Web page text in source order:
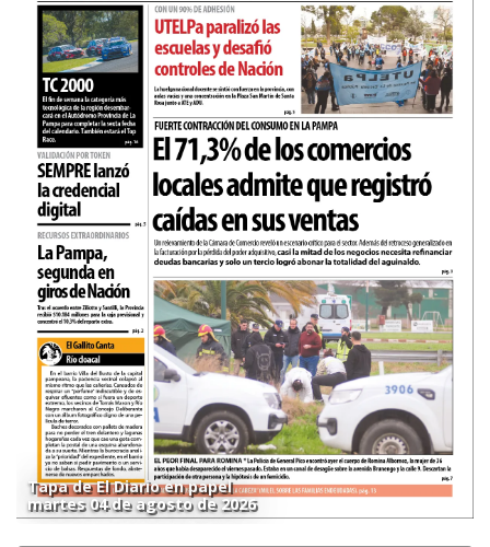
Tapa de El Diario en papel
martes 04 de agosto de 2026